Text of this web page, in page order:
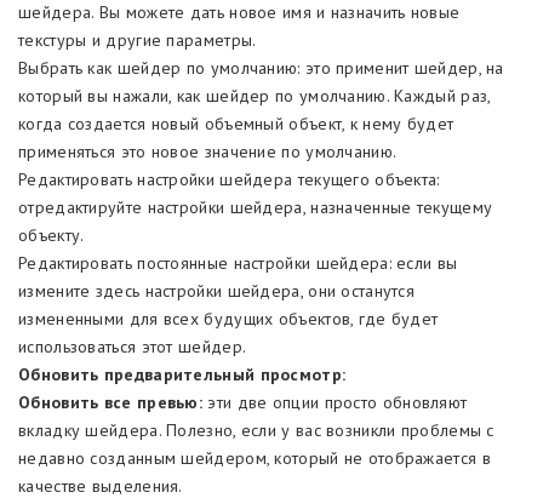
шейдера. Вы можете дать новое имя и назначить новые
текстуры и другие параметры.
Выбрать как шейдер по умолчанию: это применит шейдер, на
который вы нажали, как шейдер по умолчанию. Каждый раз,
когда создается новый объемный объект, к нему будет
применяться это новое значение по умолчанию.
Редактировать настройки шейдера текущего объекта:
отредактируйте настройки шейдера, назначенные текущему
объекту.
Редактировать постоянные настройки шейдера: если вы
измените здесь настройки шейдера, они останутся
измененными для всех будущих объектов, где будет
использоваться этот шейдер.
Обновить предварительный просмотр:
Обновить все превью: эти две опции просто обновляют
вкладку шейдера. Полезно, если у вас возникли проблемы с
недавно созданным шейдером, который не отображается в
качестве выделения.